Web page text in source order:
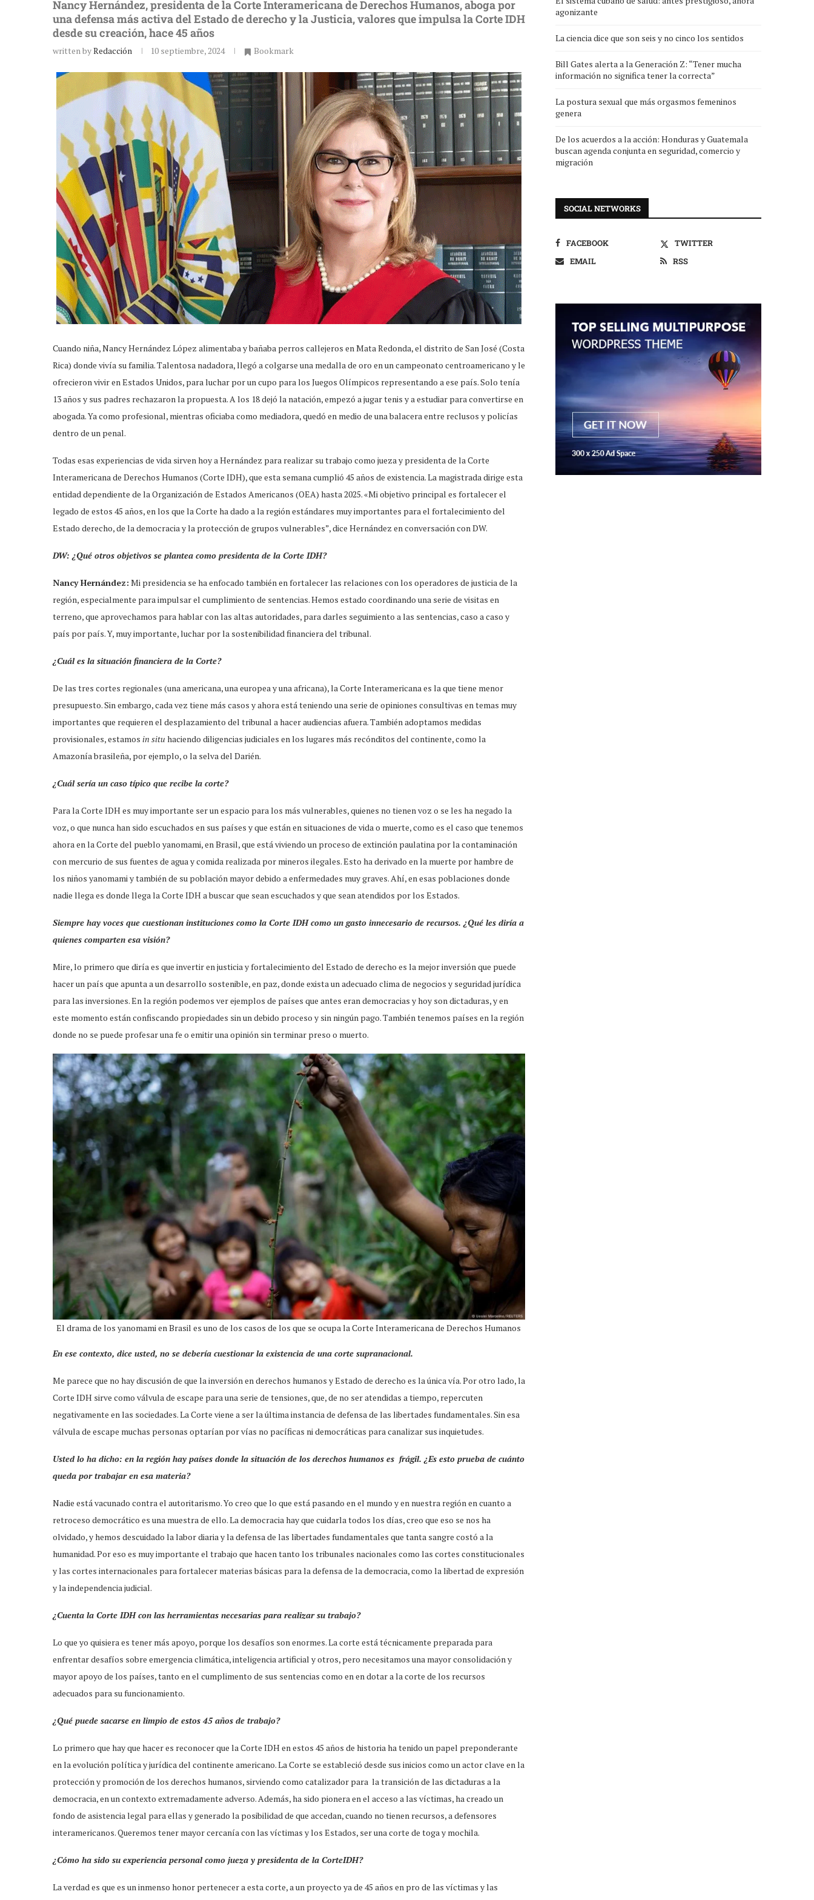
Nancy Hernández, presidenta de la Corte Interamericana de Derechos Humanos, aboga por
una defensa más activa del Estado de derecho y la Justicia, valores que impulsa la Corte IDH
desde su creación, hace 45 años
written byRedacción 10 septiembre, 2024 Bookmark
Cuando niña, Nancy Hernández López alimentaba y bañaba perros callejeros en Mata Redonda, el distrito de San José (Costa
Rica) donde vivía su familia. Talentosa nadadora, llegó a colgarse una medalla de oro en un campeonato centroamericano y le
ofrecieron vivir en Estados Unidos, para luchar por un cupo para los Juegos Olímpicos representando a ese país. Solo tenía
13 años y sus padres rechazaron la propuesta. A los 18 dejó la natación, empezó a jugar tenis y a estudiar para convertirse en
abogada. Ya como profesional, mientras oficiaba como mediadora, quedó en medio de una balacera entre reclusos y policías
dentro de un penal.
Todas esas experiencias de vida sirven hoy a Hernández para realizar su trabajo como jueza y presidenta de la Corte
Interamericana de Derechos Humanos (Corte IDH), que esta semana cumplió 45 años de existencia. La magistrada dirige esta
entidad dependiente de la Organización de Estados Americanos (OEA) hasta 2025. «Mi objetivo principal es fortalecer el
legado de estos 45 años, en los que la Corte ha dado a la región estándares muy importantes para el fortalecimiento del
Estado derecho, de la democracia y la protección de grupos vulnerables”, dice Hernández en conversación con DW.
DW: ¿Qué otros objetivos se plantea como presidenta de la Corte IDH?
Nancy Hernández: Mi presidencia se ha enfocado también en fortalecer las relaciones con los operadores de justicia de la
región, especialmente para impulsar el cumplimiento de sentencias. Hemos estado coordinando una serie de visitas en
terreno, que aprovechamos para hablar con las altas autoridades, para darles seguimiento a las sentencias, caso a caso y
país por país. Y, muy importante, luchar por la sostenibilidad financiera del tribunal.
¿Cuál es la situación financiera de la Corte?
De las tres cortes regionales (una americana, una europea y una africana), la Corte Interamericana es la que tiene menor
presupuesto. Sin embargo, cada vez tiene más casos y ahora está teniendo una serie de opiniones consultivas en temas muy
importantes que requieren el desplazamiento del tribunal a hacer audiencias afuera. También adoptamos medidas
provisionales, estamos in situ haciendo diligencias judiciales en los lugares más recónditos del continente, como la
Amazonía brasileña, por ejemplo, o la selva del Darién.
¿Cuál sería un caso típico que recibe la corte?
Para la Corte IDH es muy importante ser un espacio para los más vulnerables, quienes no tienen voz o se les ha negado la
voz, o que nunca han sido escuchados en sus países y que están en situaciones de vida o muerte, como es el caso que tenemos
ahora en la Corte del pueblo yanomami, en Brasil, que está viviendo un proceso de extinción paulatina por la contaminación
con mercurio de sus fuentes de agua y comida realizada por mineros ilegales. Esto ha derivado en la muerte por hambre de
los niños yanomami y también de su población mayor debido a enfermedades muy graves. Ahí, en esas poblaciones donde
nadie llega es donde llega la Corte IDH a buscar que sean escuchados y que sean atendidos por los Estados.
Siempre hay voces que cuestionan instituciones como la Corte IDH como un gasto innecesario de recursos. ¿Qué les diría a
quienes comparten esa visión?
Mire, lo primero que diría es que invertir en justicia y fortalecimiento del Estado de derecho es la mejor inversión que puede
hacer un país que apunta a un desarrollo sostenible, en paz, donde exista un adecuado clima de negocios y seguridad jurídica
para las inversiones. En la región podemos ver ejemplos de países que antes eran democracias y hoy son dictaduras, y en
este momento están confiscando propiedades sin un debido proceso y sin ningún pago. También tenemos países en la región
donde no se puede profesar una fe o emitir una opinión sin terminar preso o muerto.
El drama de los yanomami en Brasil es uno de los casos de los que se ocupa la Corte Interamericana de Derechos Humanos
En ese contexto, dice usted, no se debería cuestionar la existencia de una corte supranacional.
Me parece que no hay discusión de que la inversión en derechos humanos y Estado de derecho es la única vía. Por otro lado, la
Corte IDH sirve como válvula de escape para una serie de tensiones, que, de no ser atendidas a tiempo, repercuten
negativamente en las sociedades. La Corte viene a ser la última instancia de defensa de las libertades fundamentales. Sin esa
válvula de escape muchas personas optarían por vías no pacíficas ni democráticas para canalizar sus inquietudes.
Usted lo ha dicho: en la región hay países donde la situación de los derechos humanos es frágil. ¿Es esto prueba de cuánto
queda por trabajar en esa materia?
Nadie está vacunado contra el autoritarismo. Yo creo que lo que está pasando en el mundo y en nuestra región en cuanto a
retroceso democrático es una muestra de ello. La democracia hay que cuidarla todos los días, creo que eso se nos ha
olvidado, y hemos descuidado la labor diaria y la defensa de las libertades fundamentales que tanta sangre costó a la
humanidad. Por eso es muy importante el trabajo que hacen tanto los tribunales nacionales como las cortes constitucionales
y las cortes internacionales para fortalecer materias básicas para la defensa de la democracia, como la libertad de expresión
y la independencia judicial.
¿Cuenta la Corte IDH con las herramientas necesarias para realizar su trabajo?
Lo que yo quisiera es tener más apoyo, porque los desafíos son enormes. La corte está técnicamente preparada para
enfrentar desafíos sobre emergencia climática, inteligencia artificial y otros, pero necesitamos una mayor consolidación y
mayor apoyo de los países, tanto en el cumplimento de sus sentencias como en en dotar a la corte de los recursos
adecuados para su funcionamiento.
¿Qué puede sacarse en limpio de estos 45 años de trabajo?
Lo primero que hay que hacer es reconocer que la Corte IDH en estos 45 años de historia ha tenido un papel preponderante
en la evolución política y jurídica del continente americano. La Corte se estableció desde sus inicios como un actor clave en la
protección y promoción de los derechos humanos, sirviendo como catalizador para la transición de las dictaduras a la
democracia, en un contexto extremadamente adverso. Además, ha sido pionera en el acceso a las víctimas, ha creado un
fondo de asistencia legal para ellas y generado la posibilidad de que accedan, cuando no tienen recursos, a defensores
interamericanos. Queremos tener mayor cercanía con las víctimas y los Estados, ser una corte de toga y mochila.
¿Cómo ha sido su experiencia personal como jueza y presidenta de la CorteIDH?
La verdad es que es un inmenso honor pertenecer a esta corte, a un proyecto ya de 45 años en pro de las víctimas y las
agonizante
La ciencia dice que son seis y no cinco los sentidos
Bill Gates alerta a la Generación Z: “Tener mucha
información no significa tener la correcta”
La postura sexual que más orgasmos femeninos
genera
De los acuerdos a la acción: Honduras y Guatemala
buscan agenda conjunta en seguridad, comercio y
migración
SOCIAL NETWORKS
FACEBOOK
TWITTER
EMAIL
RSS